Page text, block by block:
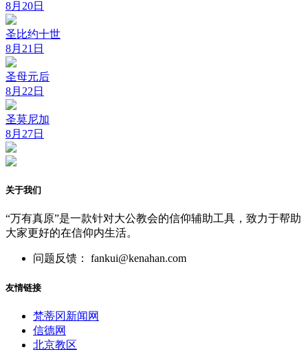
8月20日
圣比约十世
8月21日
圣母元后
8月22日
圣莫尼加
8月27日
关于我们
“万有真原”是一款针对大公教会的信仰辅助工具，致力于帮助
大家更好的在信仰内生活。
问题反馈： fankui@kenahan.com
友情链接
梵蒂冈新闻网
信德网
北京教区